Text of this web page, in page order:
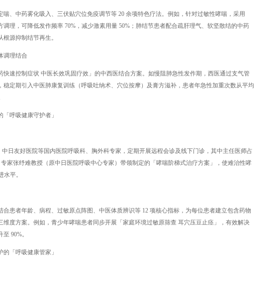
喘、中药雾化吸入、三伏贴穴位免疫调节等 20 余项特色疗法。例如，针对过敏性哮喘，采用
调理，可降低发作频率 70%，减少激素用量 50%；肺结节患者配合疏肝理气、软坚散结的中药
源抑制结节再生。
调理结合
快速控制症状 中医长效巩固疗效」的中西医结合方案。如慢阻肺急性发作期，西医通过支气管
稳定期引入中医肺康复训练（呼吸吐纳术、穴位按摩）及膏方滋补，患者年急性加重次数从平均
呼吸健康守护者」
日友好医院等国内医院呼吸科、胸外科专家，定期开展远程会诊及线下门诊，其中主任医师占
家张纾难教授（原中日医院呼吸中心专家）带领制定的「哮喘阶梯式治疗方案」，使难治性哮
平。
合患者年龄、病程、过敏原点阵图、中医体质辨识等 12 项核心指标，为每位患者建立包含药物
维度方案。例如，青少年哮喘患者同步开展「家庭环境过敏原筛查 耳穴压豆止痉」，有效解决
90%。
「呼吸健康管家」